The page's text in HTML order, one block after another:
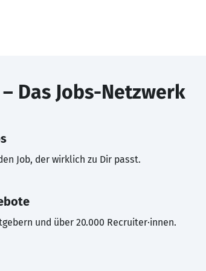
– Das Jobs-Netzwerk
Job, der wirklich zu Dir passt.
und über 20.000 Recruiter·innen.